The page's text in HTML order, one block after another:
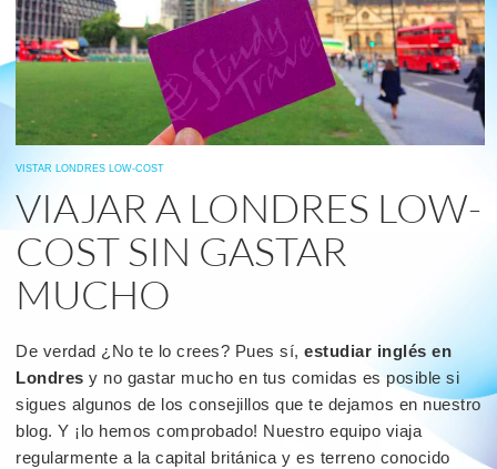
VISTAR LONDRES LOW-COST
VIAJAR A LONDRES LOW-
COST SIN GASTAR
MUCHO
De verdad ¿No te lo crees? Pues sí, estudiar inglés en
Londres y no gastar mucho en tus comidas es posible si
sigues algunos de los consejillos que te dejamos en nuestro
blog. Y ¡lo hemos comprobado! Nuestro equipo viaja
regularmente a la capital británica y es terreno conocido